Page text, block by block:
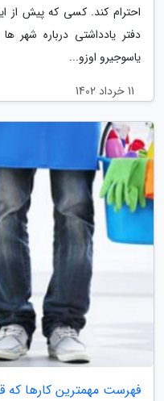
احترام کند. کسی که پیش از
دفتر یادداشتی درباره
یاسوجیرو اوزو...
11 خرداد 1402
فهرست مهمترین کارها که